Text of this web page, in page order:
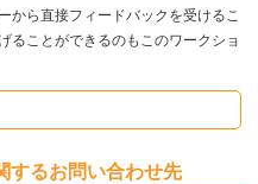
から直接フィードバックを受けるこ
ることができるのもこのワークショ
するお問い合わせ先